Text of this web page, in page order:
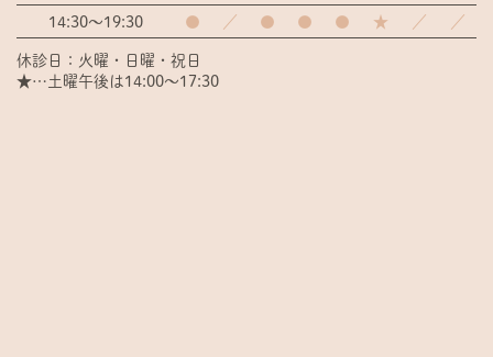
14:30～19:30
● ／ ● ● ● ★ ／
／
休診日：火曜・日曜・祝日
★…土曜午後は14:00～17:30